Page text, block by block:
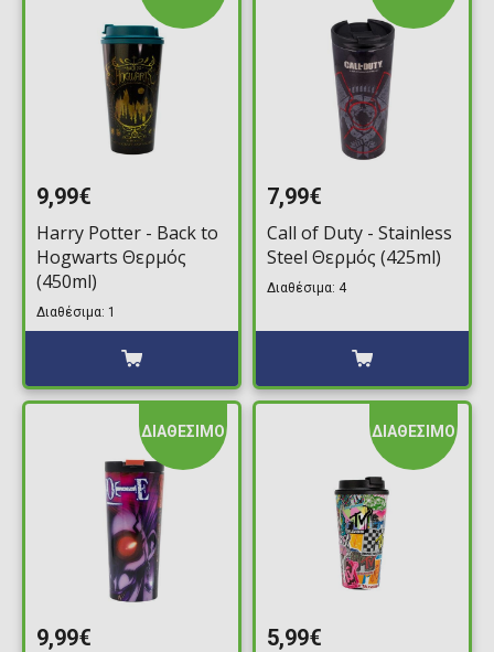
9,99€
Harry Potter - Back to
Hogwarts Θερμός
(450ml)
Διαθέσιμα: 1
7,99€
Call of Duty - Stainless
Steel Θερμός (425ml)
Διαθέσιμα: 4
ΔΙΑΘΕΣΙΜΟ
9,99€
ΔΙΑΘΕΣΙΜΟ
5,99€